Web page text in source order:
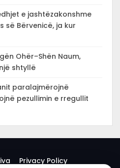
e jashtëzakonshme
së Bërvenicë, ja kur
Ohër–Shën Naum,
shtyllë
paralajmërojnë
pezullimin e rregullit
Privacy Policy